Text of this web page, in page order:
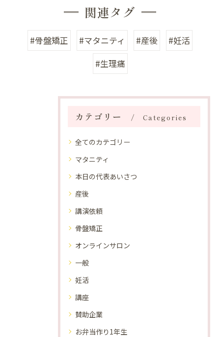
関連タグ
#骨盤矯正 #マタニティ #産後
#妊活
#生理痛
カテゴリー Categories
全てのカテゴリー
マタニティ
本日の代表あいさつ
産後
講演依頼
骨盤矯正
オンラインサロン
一般
妊活
講座
賛助企業
お弁当作り1年生